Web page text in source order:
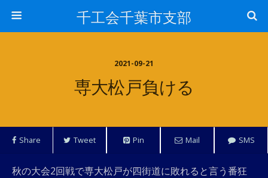
千工会千葉市支部
2021-09-21
専大松戸負ける
Share Tweet Pin Mail SMS
秋の大会2回戦で専大松戸が四街道に敗れると言う番狂